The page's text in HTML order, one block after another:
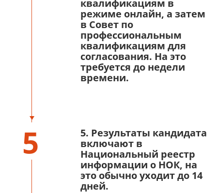
квалификациям в
режиме онлайн, а затем
в Совет по
профессиональным
квалификациям для
согласования. На это
требуется до недели
времени.
5
5. Результаты кандидата
включают в
Национальный реестр
информации о НОК, на
это обычно уходит до 14
дней.